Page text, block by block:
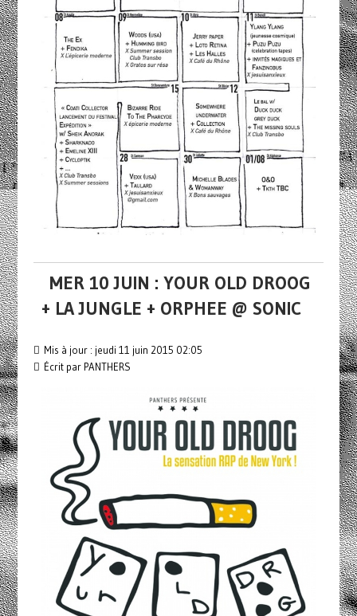
MER 10 JUIN : YOUR OLD DROOG
+ LA JUNGLE + ORPHEE @ SONIC
Mis à jour : jeudi 11 juin 2015 02:05
Écrit par PANTHERS